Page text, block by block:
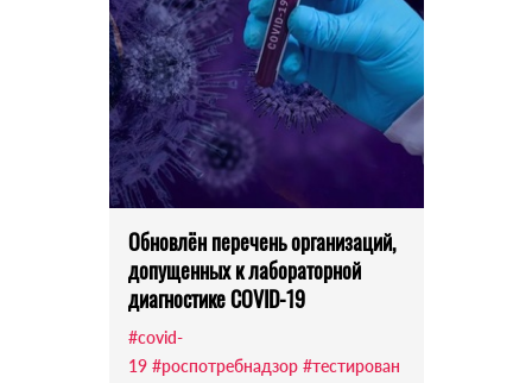
Обновлён перечень организаций,
допущенных к лабораторной
диагностике COVID-19
#covid-
19 #роспотребнадзор #тестирован